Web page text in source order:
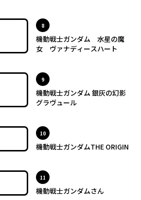
8位
機動戦士ガンダム 水星の魔
女 ヴァナディースハート
9位
機動戦士ガンダム 銀灰の幻影
グラヴュール
10位
機動戦士ガンダムTHE ORIGIN
11 位
機動戦士ガンダムさん